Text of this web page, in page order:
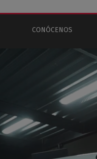
CONÓCENOS